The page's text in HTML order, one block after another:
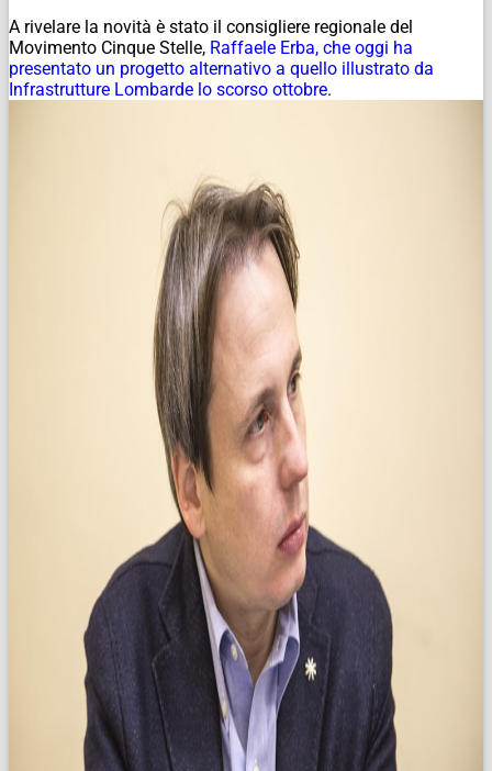
A rivelare la novità è stato il consigliere regionale del
Movimento Cinque Stelle, Raffaele Erba, che oggi ha
presentato un progetto alternativo a quello illustrato da
Infrastrutture Lombarde lo scorso ottobre.